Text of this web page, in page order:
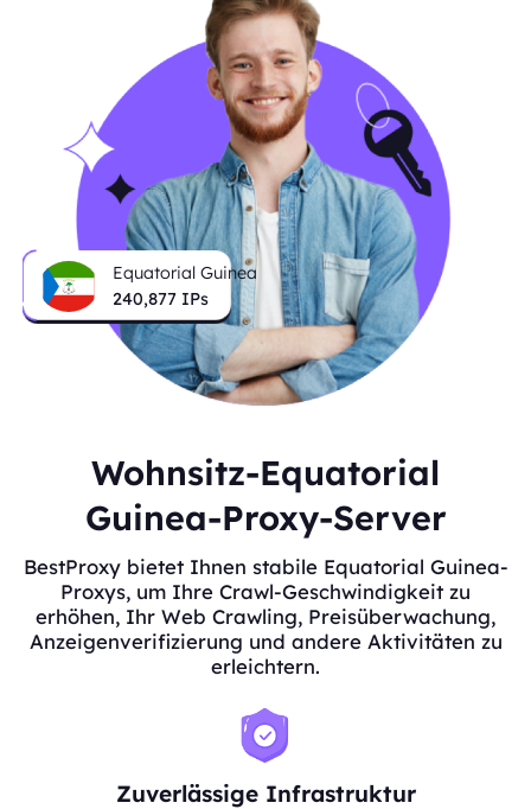
Equatorial Guinea
240,877 IPs
Wohnsitz-Equatorial
Guinea-Proxy-Server
BestProxy bietet Ihnen stabile Equatorial Guinea-
Proxys, um Ihre Crawl-Geschwindigkeit zu
erhöhen, Ihr Web Crawling, Preisüberwachung,
Anzeigenverifizierung und andere Aktivitäten zu
erleichtern.
Zuverlässige Infrastruktur